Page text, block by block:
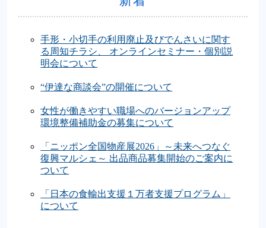
手形・小切手の利用廃止及びでんさいに関す
る周知チラシ、 オンラインセミナー・個別説
明会について
“伊達な商談会”の開催について
女性が働きやすい職場へのバージョンアップ
環境整備補助金の募集について
「ニッポン全国物産展2026」～未来へつなぐ
復興マルシェ～ 出品商品募集開始のご案内に
ついて
「日本の食輸出支援１万者支援プログラム」
について